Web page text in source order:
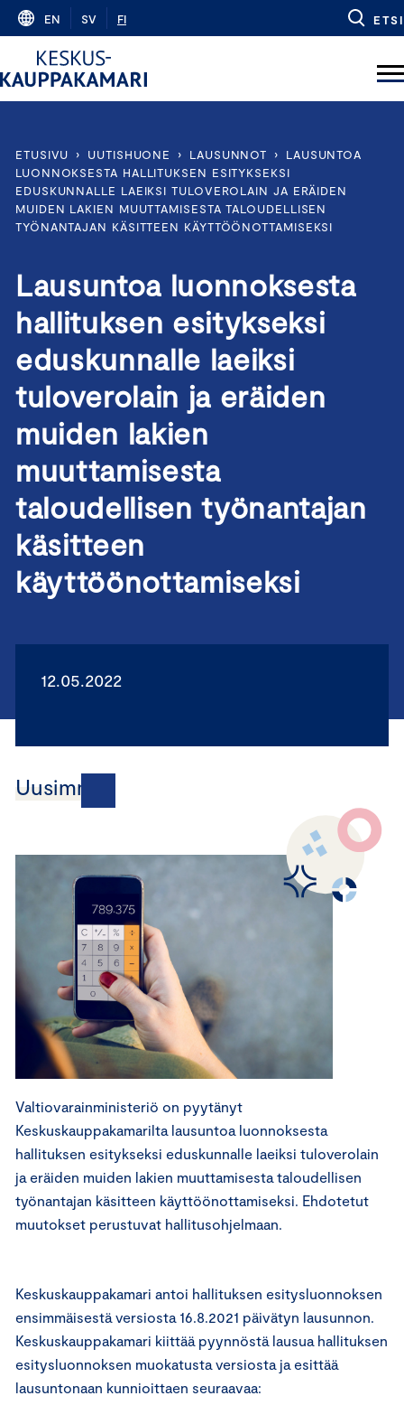
Skip
content
EN SV FI ETSI
ETUSIVU › UUTISHUONE › LAUSUNNOT ›
LAUSUNTOA
LUONNOKSESTA HALLITUKSEN ESITYKSEKSI
EDUSKUNNALLE LAEIKSI TULOVEROLAIN JA ERÄIDEN
MUIDEN LAKIEN MUUTTAMISESTA TALOUDELLISEN
TYÖNANTAJAN KÄSITTEEN KÄYTTÖÖNOTTAMISEKSI
Lausuntoa luonnoksesta
hallituksen esitykseksi
eduskunnalle laeiksi
tuloverolain ja eräiden
muiden lakien
muuttamisesta
taloudellisen työnantajan
käsitteen
käyttöönottamiseksi
12.05.2022
Uusimmat
Valtiovarainministeriö on pyytänyt
Keskuskauppakamarilta lausuntoa luonnoksesta
hallituksen esitykseksi eduskunnalle laeiksi tuloverolain
ja eräiden muiden lakien muuttamisesta taloudellisen
työnantajan käsitteen käyttöönottamiseksi. Ehdotetut
muutokset perustuvat hallitusohjelmaan.
Keskuskauppakamari antoi hallituksen esitysluonnoksen
ensimmäisestä versiosta 16.8.2021 päivätyn lausunnon.
Keskuskauppakamari kiittää pyynnöstä lausua hallituksen
esitysluonnoksen muokatusta versiosta ja esittää
lausuntonaan kunnioittaen seuraavaa: